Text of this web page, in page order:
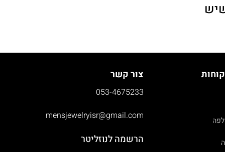
צור קשר
053-4675233
mensjewelryisr@gmail.com
הרשמה לנוזליטר